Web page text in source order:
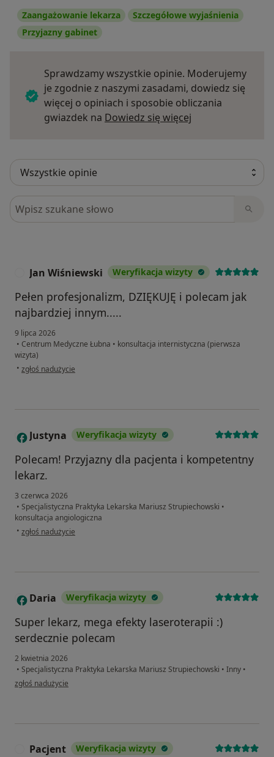
Zaangażowanie lekarza
Szczegółowe wyjaśnienia
Przyjazny gabinet
Sprawdzamy wszystkie opinie. Moderujemy
je zgodnie z naszymi zasadami, dowiedz się
więcej o opiniach i sposobie obliczania
gwiazdek na Dowiedz się więcej
Szukaj w opiniach
Jan Wiśniewski Weryfikacja wizyty
Pełen profesjonalizm, DZIĘKUJĘ i polecam jak
najbardziej innym.....
9 lipca 2026
• Centrum Medyczne Łubna • konsultacja internistyczna (pierwsza
wizyta)
• w opinii użytkownika Jan Wiśniewski
zgłoś nadużycie
J Justyna Weryfikacja wizyty
Polecam! Przyjazny dla pacjenta i kompetentny
lekarz.
3 czerwca 2026
• Specjalistyczna Praktyka Lekarska Mariusz Strupiechowski •
konsultacja angiologiczna
• w opinii użytkownika Justyna
zgłoś nadużycie
D Daria Weryfikacja wizyty
Super lekarz, mega efekty laseroterapii :)
serdecznie polecam
2 kwietnia 2026
• Specjalistyczna Praktyka Lekarska Mariusz Strupiechowski • Inny •
w opinii użytkownika Daria
zgłoś nadużycie
Pacjent Weryfikacja wizyty